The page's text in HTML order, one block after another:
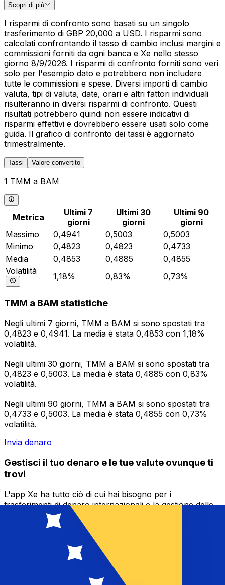
Scopri di più
I risparmi di confronto sono basati su un singolo
trasferimento di GBP 20,000 a USD. I risparmi sono
calcolati confrontando il tasso di cambio inclusi margini e
commissioni forniti da ogni banca e Xe nello stesso
giorno 8/9/2026. I risparmi di confronto forniti sono veri
solo per l'esempio dato e potrebbero non includere
tutte le commissioni e spese. Diversi importi di cambio
valuta, tipi di valuta, date, orari e altri fattori individuali
risulteranno in diversi risparmi di confronto. Questi
risultati potrebbero quindi non essere indicativi di
risparmi effettivi e dovrebbero essere usati solo come
guida. Il grafico di confronto dei tassi è aggiornato
trimestralmente.
Tassi Valore convertito
1 TMM a BAM
Metrica
Ultimi 7
giorni
Ultimi 30
giorni
Ultimi 90
giorni
Massimo
0,4941 0,5003
0,5003
Minimo
0,4823 0,4823
0,4733
Media
0,4853 0,4885
0,4855
Volatilità
1,18% 0,83% 0,73%
TMM a BAM statistiche
Negli ultimi 7 giorni, TMM a BAM si sono spostati tra
0,4823 e 0,4941. La media è stata 0,4853 con 1,18%
volatilità.
Negli ultimi 30 giorni, TMM a BAM si sono spostati tra
0,4823 e 0,5003. La media è stata 0,4885 con 0,83%
volatilità.
Negli ultimi 90 giorni, TMM a BAM si sono spostati tra
0,4733 e 0,5003. La media è stata 0,4855 con 0,73%
volatilità.
Invia denaro
Gestisci il tuo denaro e le tue valute ovunque ti
trovi
L'app Xe ha tutto ciò di cui hai bisogno per i
trasferimenti di denaro internazionali e la gestione delle
valute. Converti le valute, imposta avvisi sui tassi di
cambio e trasferisci denaro all'estero senza commissioni
nascoste. Scaricala oggi stesso!